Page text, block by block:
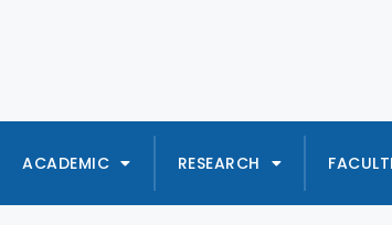
ACADEMIC RESEARCH